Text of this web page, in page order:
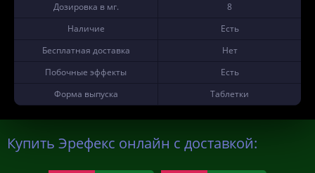
Дозировка в мг.
8
Наличие
Есть
Бесплатная доставка
Нет
Побочные эффекты
Есть
Форма выпуска
Таблетки
Купить Эрефекс онлайн с доставкой: